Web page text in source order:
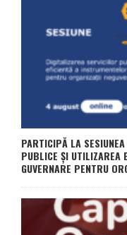
PARTICIPĂ LA
PUBLICE ȘI UTILIZAREA
GUVERNARE PENTRU